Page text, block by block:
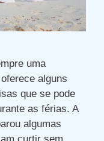
uma
alguns
que se pode
as férias. A
algumas